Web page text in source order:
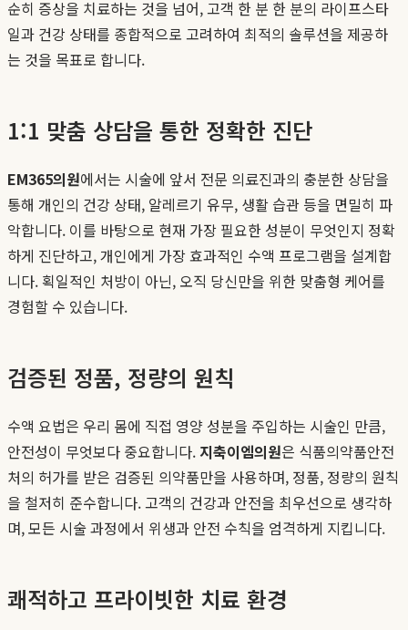
순히 증상을 치료하는 것을 넘어, 고객 한 분 한 분의 라이프스타
일과 건강 상태를 종합적으로 고려하여 최적의 솔루션을 제공하
는 것을 목표로 합니다.
1:1 맞춤 상담을 통한 정확한 진단
EM365의원에서는 시술에 앞서 전문 의료진과의 충분한 상담을
통해 개인의 건강 상태, 알레르기 유무, 생활 습관 등을 면밀히 파
악합니다. 이를 바탕으로 현재 가장 필요한 성분이 무엇인지 정확
하게 진단하고, 개인에게 가장 효과적인 수액 프로그램을 설계합
니다. 획일적인 처방이 아닌, 오직 당신만을 위한 맞춤형 케어를
경험할 수 있습니다.
검증된 정품, 정량의 원칙
수액 요법은 우리 몸에 직접 영양 성분을 주입하는 시술인 만큼,
안전성이 무엇보다 중요합니다. 지축이엠의원은 식품의약품안전
처의 허가를 받은 검증된 의약품만을 사용하며, 정품, 정량의 원칙
을 철저히 준수합니다. 고객의 건강과 안전을 최우선으로 생각하
며, 모든 시술 과정에서 위생과 안전 수칙을 엄격하게 지킵니다.
쾌적하고 프라이빗한 치료 환경